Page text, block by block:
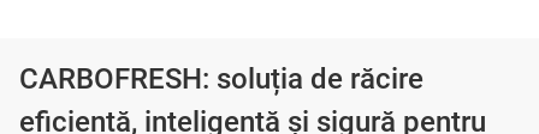
CARBOFRESH: soluția de răcire
eficientă, inteligentă și sigură pentru